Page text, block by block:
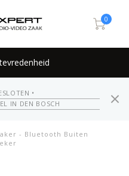
0
•
IN DEN BOSCH
- Bluetooth Buiten